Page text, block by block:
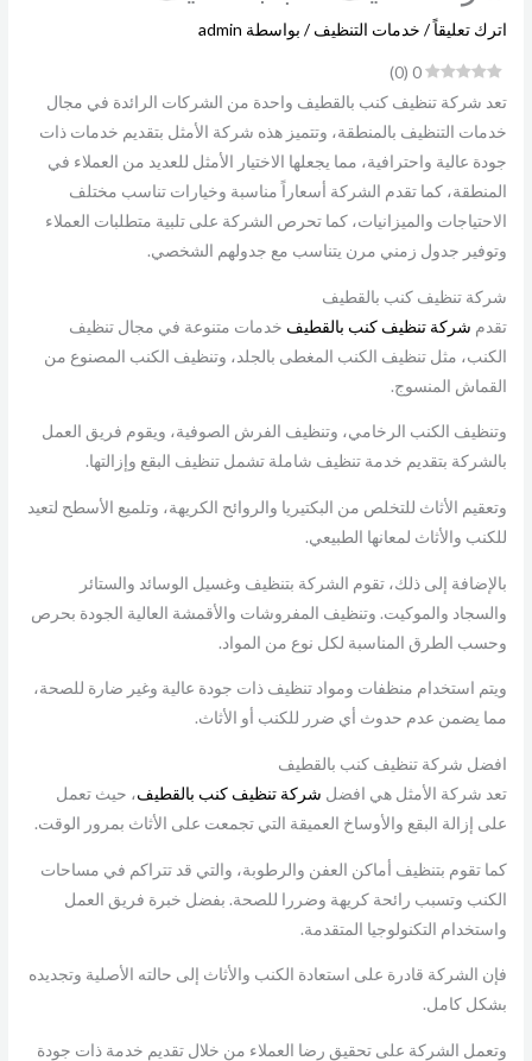
اترك تعليقاً/ خدمات التنظيف / بواسطة admin
0
(
0
)
تعد شركة تنظيف كنب بالقطيف واحدة من الشركات الرائدة في مجال
خدمات التنظيف بالمنطقة، وتتميز هذه شركة الأمثل بتقديم خدمات ذات
جودة عالية واحترافية، مما يجعلها الاختيار الأمثل للعديد من العملاء في
المنطقة، كما تقدم الشركة أسعاراً مناسبة وخيارات تناسب مختلف
الاحتياجات والميزانيات، كما تحرص الشركة على تلبية متطلبات العملاء
وتوفير جدول زمني مرن يتناسب مع جدولهم الشخصي.
شركة تنظيف كنب بالقطيف
تقدم شركة تنظيف كنب بالقطيف خدمات متنوعة في مجال تنظيف
الكنب، مثل تنظيف الكنب المغطى بالجلد، وتنظيف الكنب المصنوع من
القماش المنسوج.
وتنظيف الكنب الرخامي، وتنظيف الفرش الصوفية، ويقوم فريق العمل
بالشركة بتقديم خدمة تنظيف شاملة تشمل تنظيف البقع وإزالتها.
وتعقيم الأثاث للتخلص من البكتيريا والروائح الكريهة، وتلميع الأسطح لتعيد
للكنب والأثاث لمعانها الطبيعي.
بالإضافة إلى ذلك، تقوم الشركة بتنظيف وغسيل الوسائد والستائر
والسجاد والموكيت. وتنظيف المفروشات والأقمشة العالية الجودة بحرص
وحسب الطرق المناسبة لكل نوع من المواد.
ويتم استخدام منظفات ومواد تنظيف ذات جودة عالية وغير ضارة للصحة،
مما يضمن عدم حدوث أي ضرر للكنب أو الأثاث.
افضل شركة تنظيف كنب بالقطيف
تعد شركة الأمثل هي افضل شركة تنظيف كنب بالقطيف، حيث تعمل
على إزالة البقع والأوساخ العميقة التي تجمعت على الأثاث بمرور الوقت.
كما تقوم بتنظيف أماكن العفن والرطوبة، والتي قد تتراكم في مساحات
الكنب وتسبب رائحة كريهة وضررا للصحة. بفضل خبرة فريق العمل
واستخدام التكنولوجيا المتقدمة.
فإن الشركة قادرة على استعادة الكنب والأثاث إلى حالته الأصلية وتجديده
بشكل كامل.
وتعمل الشركة على تحقيق رضا العملاء من خلال تقديم خدمة ذات جودة